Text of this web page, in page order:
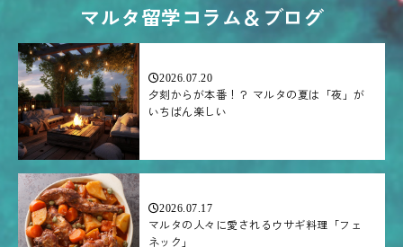
マルタ留学コラム＆ブログ
2026.07.20
夕刻からが本番！？ マルタの夏は「夜」が
いちばん楽しい
2026.07.17
マルタの人々に愛されるウサギ料理「フェ
ネック」